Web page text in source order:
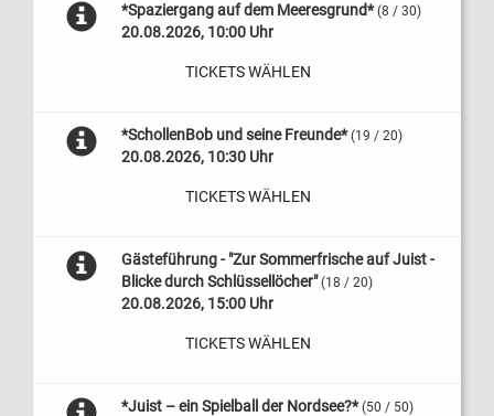
*Spaziergang auf dem Meeresgrund* (8 / 30)
20.08.2026, 10:00 Uhr
TICKETS WÄHLEN
*SchollenBob und seine Freunde* (19 / 20)
20.08.2026, 10:30 Uhr
TICKETS WÄHLEN
Gästeführung - "Zur Sommerfrische auf Juist -
Blicke durch Schlüssellöcher" (18 / 20)
20.08.2026, 15:00 Uhr
TICKETS WÄHLEN
*Juist – ein Spielball der Nordsee?* (50 / 50)